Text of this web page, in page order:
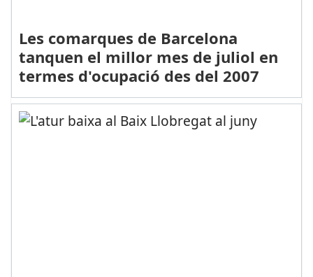
Les comarques de Barcelona
tanquen el millor mes de juliol en
termes d'ocupació des del 2007